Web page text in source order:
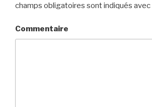
champs obligatoires sont indiqués avec
Commentaire